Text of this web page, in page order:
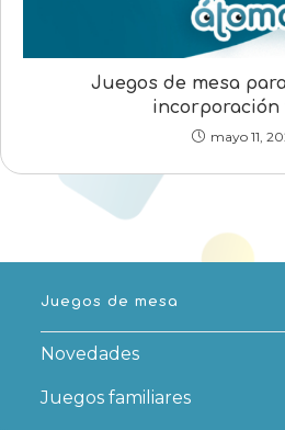
Juegos de mesa
incorporación
mayo 11,
Juegos de mesa
Novedades
Juegos familiares